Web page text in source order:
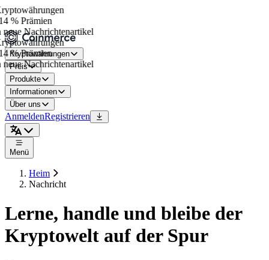
Prämien
Nachrichtenartikel
Prämien
Nachrichtenartikel
Kryptowährungen
Preis
Produkte
Informationen
Über uns
AnmeldenRegistrieren
Menü
Heim
Nachricht
Lerne, handle und bleibe der
Kryptowelt auf der Spur